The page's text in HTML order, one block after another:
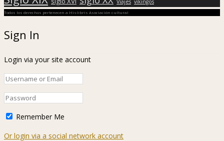
Todos los derechos pertenecen a Hislibris Asociación cultural
Sign In
Login via your site account
Remember Me
Or login via a social network account